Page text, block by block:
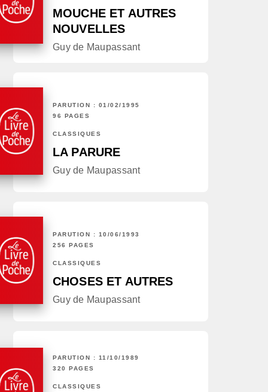
MOUCHE ET AUTRES
NOUVELLES
Guy de Maupassant
PARUTION : 01/02/1995
96 PAGES
CLASSIQUES
LA PARURE
Guy de Maupassant
PARUTION : 10/06/1993
256 PAGES
CLASSIQUES
CHOSES ET AUTRES
Guy de Maupassant
PARUTION : 11/10/1989
320 PAGES
CLASSIQUES